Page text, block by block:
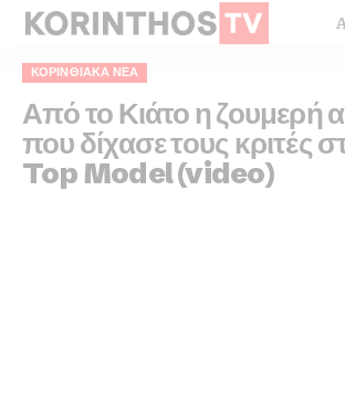
ΚΟΡΙΝΘΙΑΚΆ ΝΈΑ
Από το Κιάτο η ζουμερή
που δίχασε τους κριτές
Top Model (video)